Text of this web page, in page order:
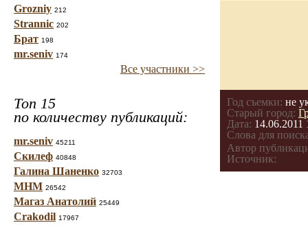
Grozniy 212
Strannic 202
Брат 198
mr.seniv 174
Все участники >>
Топ 15
по количеству публикаций:
mr.seniv 45211
Скилеф 40848
Галина Шаненко 32703
МНМ 26542
Магаз Анатолий 25449
Crakodil 17967
Год съемки: не
Старый город:
Дата: 14.06.2011
Слова для
Автор
Источник: